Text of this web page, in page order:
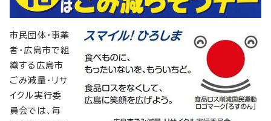
市民団体・事業
者・広島市で組
織する広島市
ごみ減量・リサ
イクル実行委
員会では、毎